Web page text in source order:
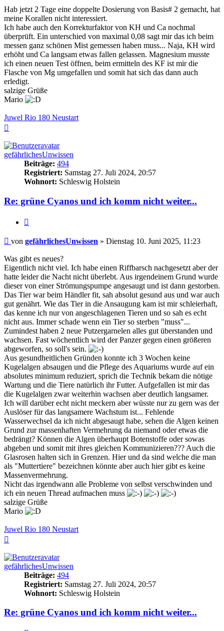
Hab jetzt 2 Tage eine doppelte Dosierung von Basis# 2 gemacht, hat
meine Korallen nicht interessiert.
Ich habe auch den Korrekturfaktor von KH und Ca nochmal
überprüft. Ein unterschied von maximal 0,08 sagt mir das ich beim
messen ganz schönen Mist gemessen haben muss... Naja, KH wird
erhöht und Ca langsam etwas fallen gelassen. Magnesium musste
ich einen neuen Test öffnen, beim ermitteln des KF ist mir die
Flasche von Mg umgefallen und somit hat sich das dann auch
erledigt.
salzige Grüße
Mario
Juwel Rio 180 Neustart
gefährlichesUnwissen
Beiträge: 494
Registriert: Samstag 27. Juli 2024, 20:57
Wohnort: Schleswig Holstein
Re: grüne Cyanos und ich komm nicht weiter...
Beitrag
von gefährlichesUnwissen » Dienstag 10. Juni 2025, 11:23
Was gibt es neues?
Eigentlich nicht viel. Ich habe einen Riffbarsch nachgesetzt aber der
hatte leider die Nacht nicht überlebt. Aus irgendeinem Grund wurde
dieser von einer Strömungspumpe angesaugt und ist dann gestorben.
Das Tier war beim Händler fit, sah absolut gesund aus und war auch
gut genährt. Wie das Tier in die Ansaugung kam ist mir schleierhaft,
das kenne ich nur von angeschlagenen Tieren und so sah es echt
nicht aus. Immer schade wenn ein Tier so sterben "muss"...
Zumindest haben 2 neue Putzergarnelen alles gut überstanden und
wachsen. Fast wöchentlich wird der Panzer gegen einen größeren
abgeworfen, so soll's sein.
Aus gesundheitlichen Gründen konnte ich 3 Wochen keine
Kugelalgen absaugen und die Pflege des Aquariums wurde auf ein
absolutes minimum reduziert, sprich die Technik bekam die nötige
Wartung und die Tiere natürlich ihr Futter. Aufgefallen ist mir das
die Kugelalgen zwar weiterhin wachsen aber deutlich langsamer.
Ich will darüber echt nicht meckern aber wüsste nur zu gern was der
Auslöser für das langsamere Wachstum ist... Fehlende
Wasserwechsel da ich nicht abgesaugt habe, sehen die Algen keinen
Grund zur massenhaften Vermehrung da niemand oder etwas die
bedrängt? Können die Algen überhaupt Botenstoffe oder sowas
abgeben und somit mit ihres gleichen Kommunizieren??? Auch die
Glasrosen halten sich in Grenzen. Hier und da sind welche die man
als "Muttertiere" bezeichnen könnte aber auch hier gibt es keine
Massenvermehrung.
Nicht das irgendwann alle Probleme von selbst verschwinden und
ich ein neuen Thread aufmachen muss
salzige Grüße
Mario
Juwel Rio 180 Neustart
gefährlichesUnwissen
Beiträge: 494
Registriert: Samstag 27. Juli 2024, 20:57
Wohnort: Schleswig Holstein
Re: grüne Cyanos und ich komm nicht weiter...